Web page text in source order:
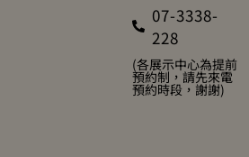
07-3338-
228
(各展示中心為提前
預約制，請先來電
預約時段，謝謝)